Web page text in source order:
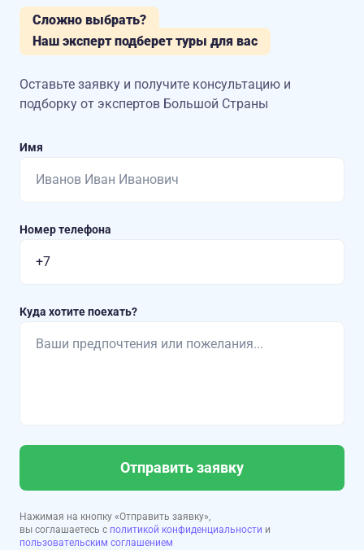
Сложно выбрать?
Наш эксперт подберет туры для вас
Оставьте заявку и получите консультацию и
подборку от экспертов Большой Страны
Имя
Номер телефона
Куда хотите поехать?
Отправить заявку
Нажимая на кнопку «Отправить заявку»,
вы соглашаетесь с политикой конфиденциальности и
пользовательским соглашением